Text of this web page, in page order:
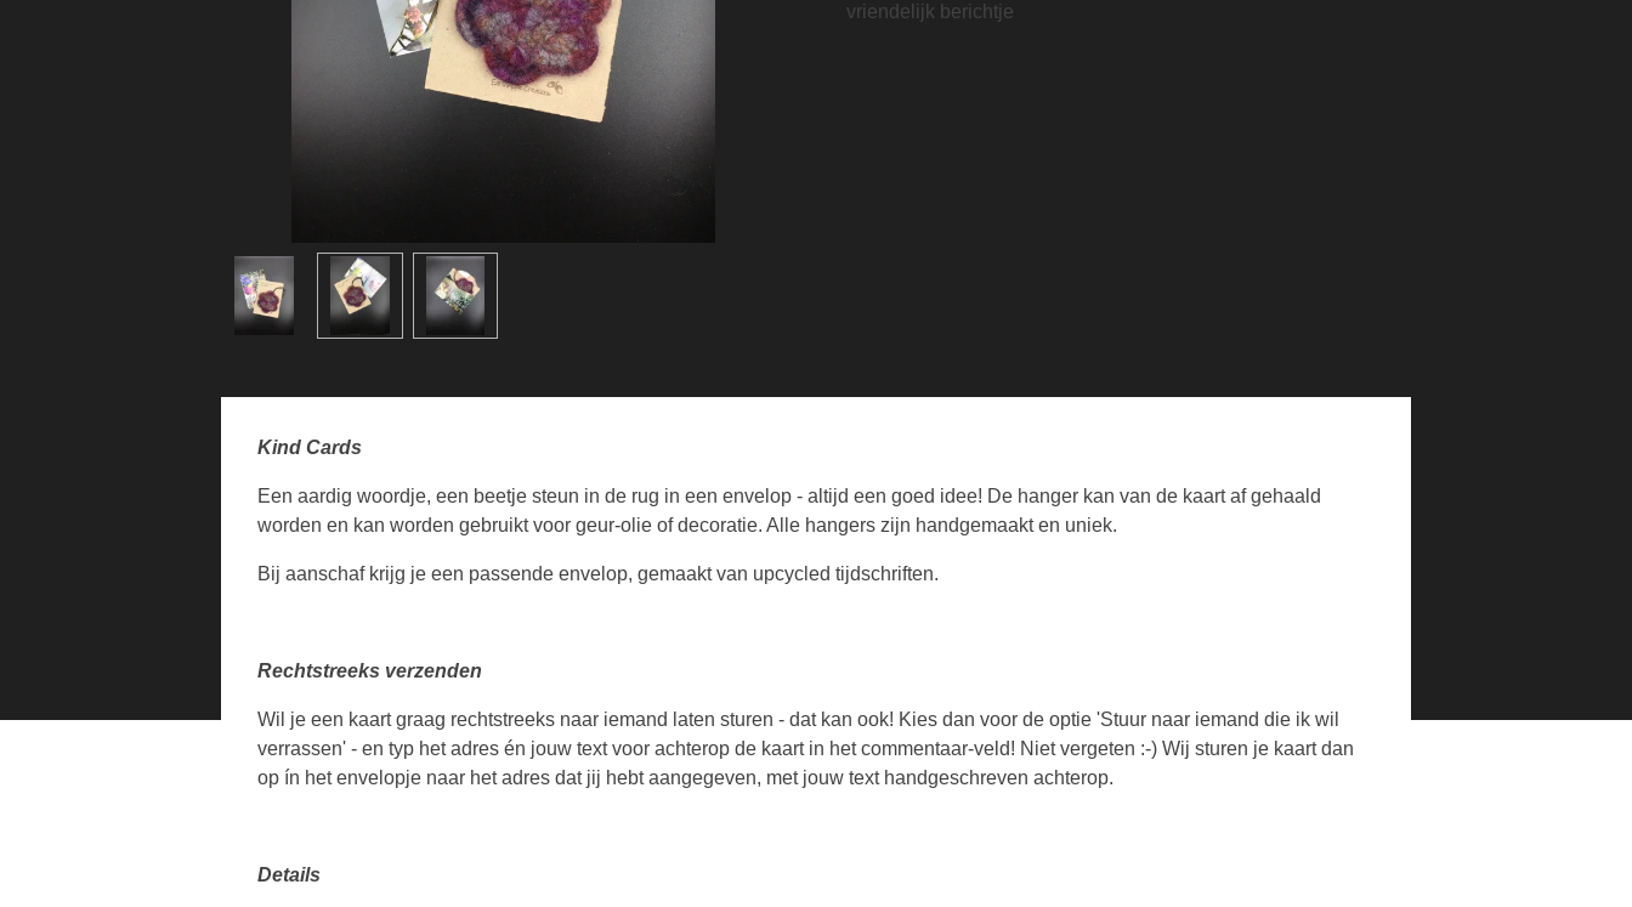
vriendelijk berichtje
Kind Cards
Een aardig woordje, een beetje steun in de rug in een envelop - altijd een goed idee! De hanger kan van de kaart af gehaald
worden en kan worden gebruikt voor geur-olie of decoratie. Alle hangers zijn handgemaakt en uniek.
Bij aanschaf krijg je een passende envelop, gemaakt van upcycled tijdschriften.
Rechtstreeks verzenden
Wil je een kaart graag rechtstreeks naar iemand laten sturen - dat kan ook! Kies dan voor de optie 'Stuur naar iemand die ik wil
verrassen' - en typ het adres én jouw text voor achterop de kaart in het commentaar-veld! Niet vergeten :-) Wij sturen je kaart dan
op ín het envelopje naar het adres dat jij hebt aangegeven, met jouw text handgeschreven achterop.
Details